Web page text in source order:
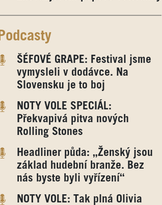
Podcasty
ŠÉFOVÉ GRAPE: Festival jsme
vymysleli v dodávce. Na
Slovensku je to boj
NOTY VOLE SPECIÁL:
Překvapivá pitva nových
Rolling Stones
Headliner půda: „Ženský jsou
základ hudební branže. Bez
nás byste byli vyřízení“
NOTY VOLE: Tak plná Olivia